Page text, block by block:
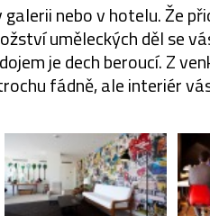
nebo v hotelu. Že
uměleckých děl se
je dech beroucí. Z
fádně, ale interiér